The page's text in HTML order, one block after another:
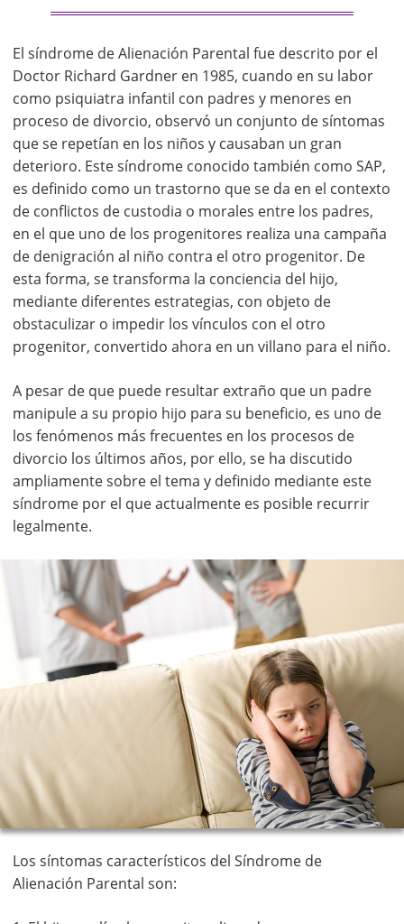
El síndrome de Alienación Parental fue descrito por el
Doctor Richard Gardner en 1985, cuando en su labor
como psiquiatra infantil con padres y menores en
proceso de divorcio, observó un conjunto de síntomas
que se repetían en los niños y causaban un gran
deterioro. Este síndrome conocido también como SAP,
es definido como un trastorno que se da en el contexto
de conflictos de custodia o morales entre los padres,
en el que uno de los progenitores realiza una campaña
de denigración al niño contra el otro progenitor. De
esta forma, se transforma la conciencia del hijo,
mediante diferentes estrategias, con objeto de
obstaculizar o impedir los vínculos con el otro
progenitor, convertido ahora en un villano para el niño.
A pesar de que puede resultar extraño que un padre
manipule a su propio hijo para su beneficio, es uno de
los fenómenos más frecuentes en los procesos de
divorcio los últimos años, por ello, se ha discutido
ampliamente sobre el tema y definido mediante este
síndrome por el que actualmente es posible recurrir
legalmente.
Los síntomas característicos del Síndrome de
Alienación Parental son: